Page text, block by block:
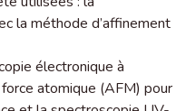
la méthode d’affinement
électronique à
atomique (AFM) pour